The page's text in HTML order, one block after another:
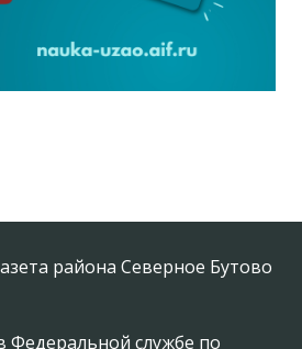
района Северное Бутово
Федеральной службе по